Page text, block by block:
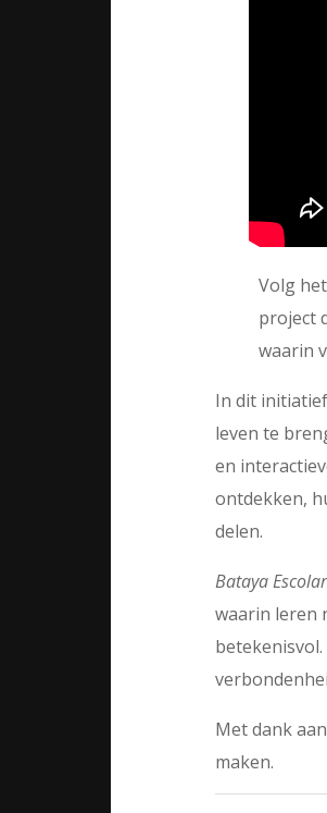
Volg
project
waarin
In dit
leven te
en
ontdekken,
delen.
Bataya Escolar
waarin leren
Met dank
maken.